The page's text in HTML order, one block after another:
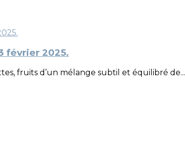
février 2025.
fruits d’un mélange subtil et équilibré de...